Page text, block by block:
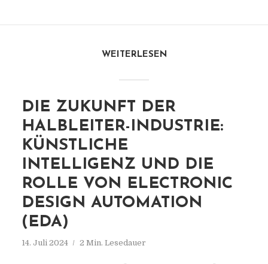
WEITERLESEN
DIE ZUKUNFT DER
HALBLEITER-INDUSTRIE:
KÜNSTLICHE
INTELLIGENZ UND DIE
ROLLE VON ELECTRONIC
DESIGN AUTOMATION
(EDA)
14. Juli 2024 2 Min. Lesedauer